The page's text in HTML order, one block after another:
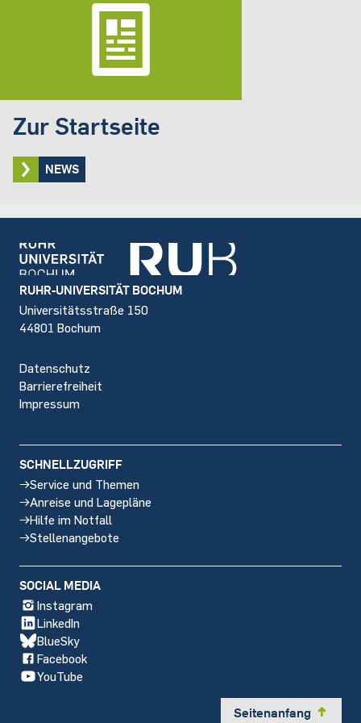
Zur Startseite
NEWS
Footer
RUHR-UNIVERSITÄT BOCHUM
Universitätsstraße 150
44801 Bochum
Datenschutz
Barrierefreiheit
Impressum
SCHNELLZUGRIFF
Service und Themen
Anreise und Lagepläne
Hilfe im Notfall
Stellenangebote
SOCIAL MEDIA
Instagram
LinkedIn
BlueSky
Facebook
YouTube
Seitenanfang y